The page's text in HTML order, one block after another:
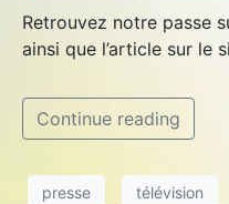
Retrouvez notre passe
ainsi que l’article sur le
Continue reading
presse télévision